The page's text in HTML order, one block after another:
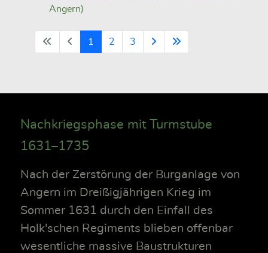
Angern)
1 2 3
Nachkriegsphase mit Turmstube
1631–1735
Nach der Zerstörung der Burganlage von
Angern im Dreißigjährigen Krieg im
Sommer 1631 durch den Einfall des
Holk'schen Regiments blieben offenbar
wesentliche massive Baustrukturen